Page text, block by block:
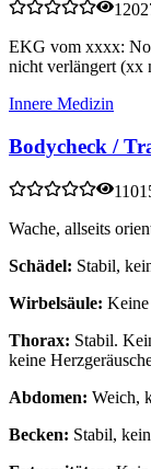
EKG vom xxxx:
nicht verlängert (xx
Innere Medizin
Bodycheck /
Wache, allseits
Schädel: Stabil,
Wirbelsäule:
Thorax: Stabil.
keine
Abdomen: Weich,
Becken: Stabil,